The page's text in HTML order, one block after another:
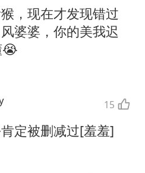
，现在才发现错过
婆婆，你的美我迟
😭
15
定被删减过[羞羞]